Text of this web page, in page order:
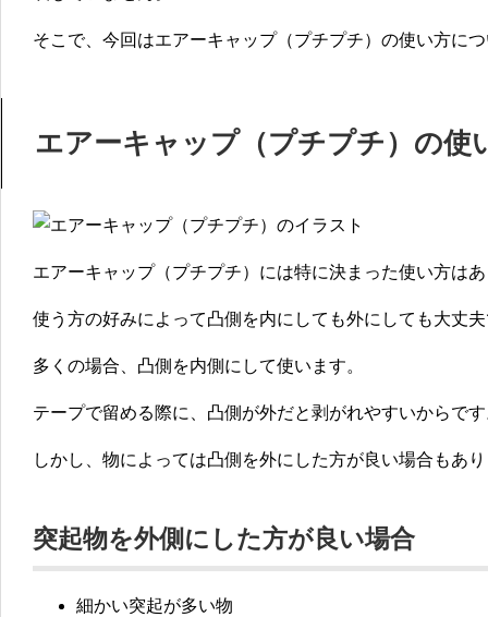
そこで、今回はエアーキャップ（プチプチ）の使い方に
エアーキャップ（プチプチ）の使
エアーキャップ（プチプチ）には特に決まった使い方は
使う方の好みによって凸側を内にしても外にしても大丈
多くの場合、凸側を内側にして使います。
テープで留める際に、凸側が外だと剥がれやすいからで
しかし、物によっては凸側を外にした方が良い場合もあ
突起物を外側にした方が良い場合
細かい突起が多い物